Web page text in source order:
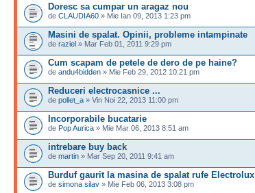
Doresc sa cumpar un aragaz nou
de CLAUDIA60 » Mie Ian 09, 2013 1:23 pm
Masini de spalat. Opinii, probleme intampinate
de raziel » Mar Feb 01, 2011 9:29 pm
Cum scapam de petele de dero de pe haine?
de andu4bidden » Mie Feb 29, 2012 10:21 pm
Reduceri electrocasnice ...
de pollet_a » Vin Noi 22, 2013 11:00 pm
Incorporabile bucatarie
de Pop Aurica » Mie Mar 06, 2013 8:51 am
intrebare buy back
de martin » Mar Sep 20, 2011 9:41 am
Burduf gaurit la masina de spalat rufe Electrolux
de simona silav » Mie Feb 06, 2013 3:08 pm